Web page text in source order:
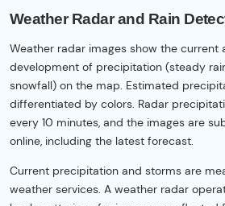
Weather Radar and Rain
Weather radar images show the current
development of precipitation (steady
snowfall) on the map. Estimated
differentiated by colors. Radar
every 10 minutes, and the images are
online, including the latest forecast.
Current precipitation and storms are
weather services. A weather radar